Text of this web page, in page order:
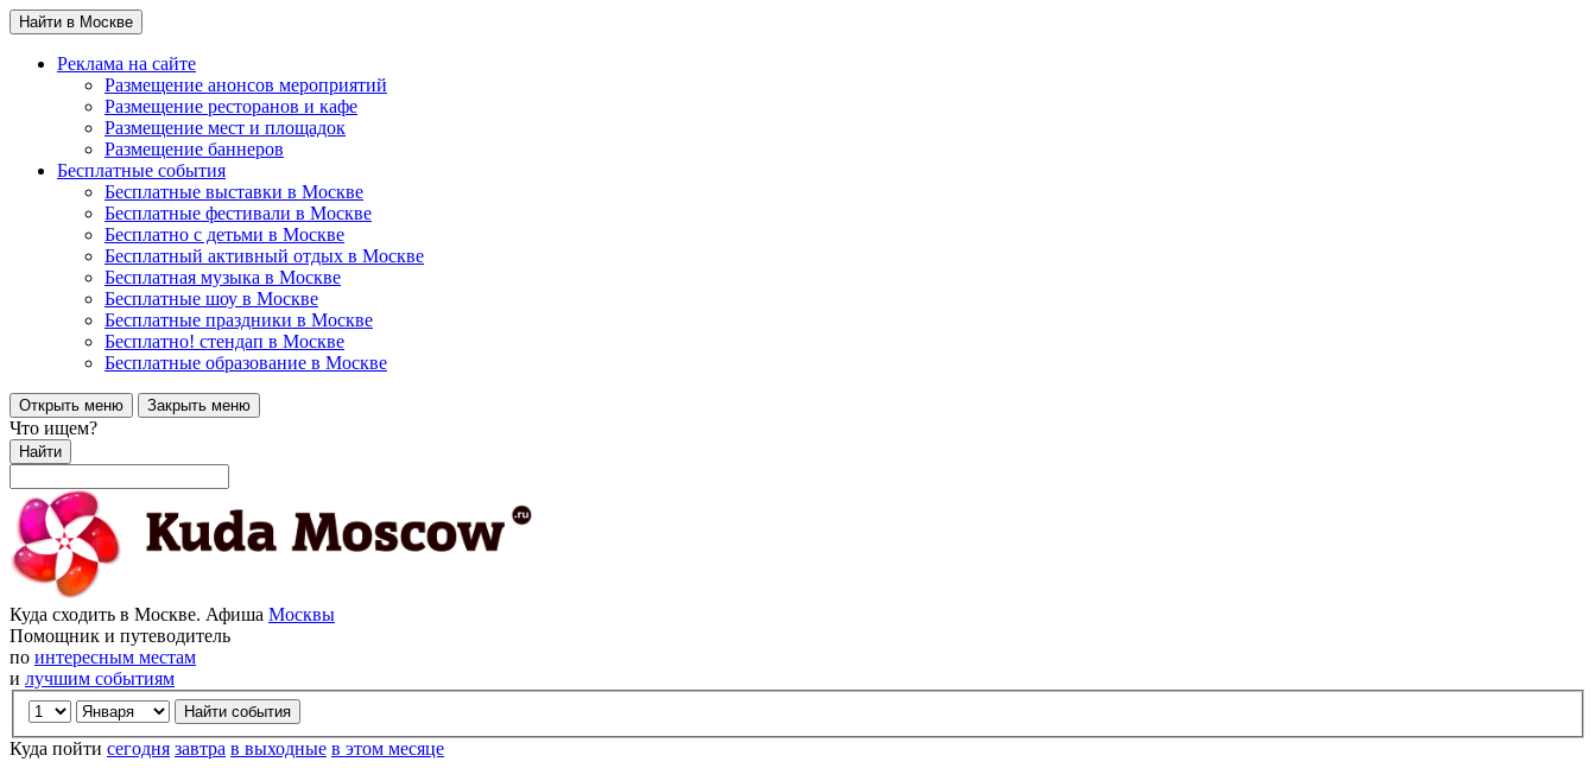
Найти в Москве
Реклама на сайте
Размещение анонсов мероприятий
Размещение ресторанов и кафе
Размещение мест и площадок
Размещение баннеров
Бесплатные события
Бесплатные выставки в Москве
Бесплатные фестивали в Москве
Бесплатно с детьми в Москве
Бесплатный активный отдых в Москве
Бесплатная музыка в Москве
Бесплатные шоу в Москве
Бесплатные праздники в Москве
Бесплатно! стендап в Москве
Бесплатные образование в Москве
Открыть меню Закрыть меню
Что ищем?
Найти
Куда сходить в Москве. Афиша Москвы
Помощник и путеводитель
по интересным местам
и лучшим событиям
Куда пойти сегодня завтра в выходные в этом месяце